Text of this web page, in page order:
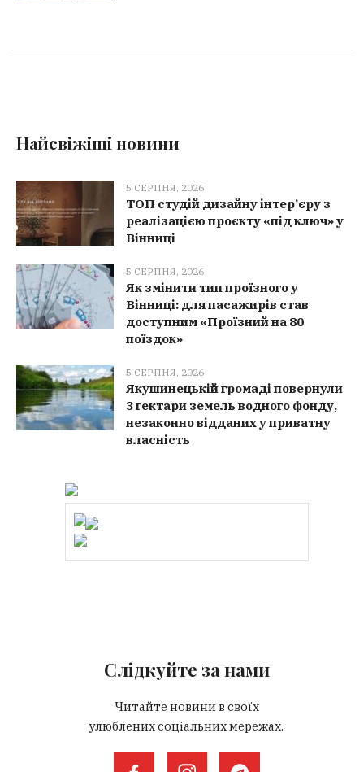
Найсвіжіші новини
5 СЕРПНЯ, 2026
ТОП студій дизайну інтер’єру з
реалізацією проєкту «під ключ» у
Вінниці
5 СЕРПНЯ, 2026
Як змінити тип проїзного у
Вінниці: для пасажирів став
доступним «Проїзний на 80
поїздок»
5 СЕРПНЯ, 2026
Якушинецькій громаді повернули
3 гектари земель водного фонду,
незаконно відданих у приватну
власність
Слідкуйте за нами
Читайте новини в своїх
улюблених соціальних мережах.